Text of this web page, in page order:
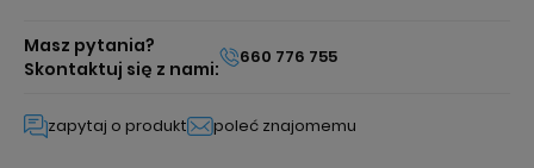
Masz pytania?
Skontaktuj się z nami:
660 776 755
zapytaj o produkt poleć znajomemu